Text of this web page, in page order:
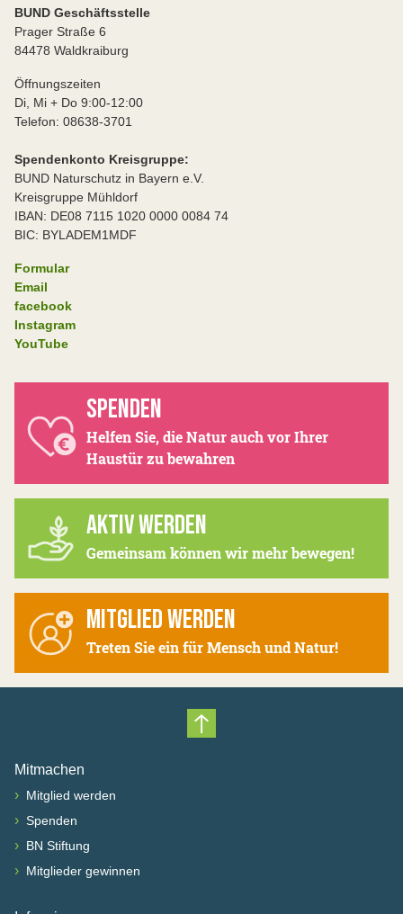
BUND Geschäftsstelle
Prager Straße 6
84478 Waldkraiburg
Öffnungszeiten
Di, Mi + Do 9:00-12:00
Telefon: 08638-3701
Spendenkonto Kreisgruppe:
BUND Naturschutz in Bayern e.V.
Kreisgruppe Mühldorf
IBAN: DE08 7115 1020 0000 0084 74
BIC: BYLADEM1MDF
Formular
Email
facebook
Instagram
YouTube
SPENDEN
Helfen Sie, die Natur auch vor Ihrer
Haustür zu bewahren
AKTIV WERDEN
Gemeinsam können wir mehr bewegen!
MITGLIED WERDEN
Treten Sie ein für Mensch und Natur!
Nach oben scrollen
Mitmachen
› Mitglied werden
› Spenden
› BN Stiftung
› Mitglieder gewinnen